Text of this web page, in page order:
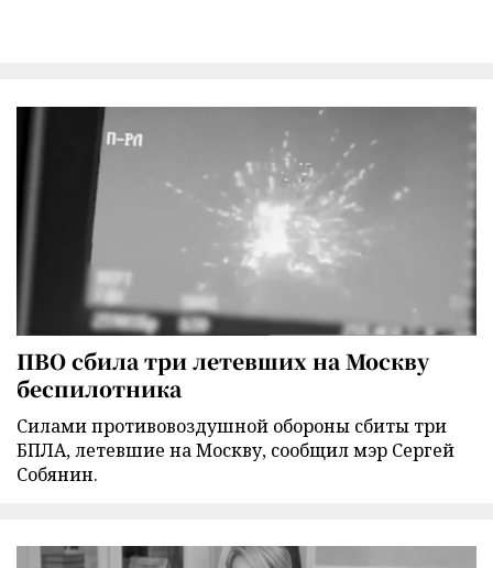
ПВО сбила три летевших на Москву
беспилотника
Силами противовоздушной обороны сбиты три
БПЛА, летевшие на Москву, сообщил мэр Сергей
Собянин.